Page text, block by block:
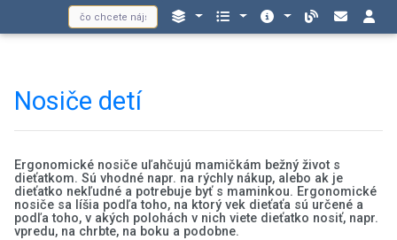
Nosiče detí
Ergonomické nosiče uľahčujú mamičkám bežný život s
dieťatkom. Sú vhodné napr. na rýchly nákup, alebo ak je
dieťatko nekľudné a potrebuje byť s maminkou. Ergonomické
nosiče sa líšia podľa toho, na ktorý vek dieťaťa sú určené a
podľa toho, v akých polohách v nich viete dieťatko nosiť, napr.
vpredu, na chrbte, na boku a podobne.